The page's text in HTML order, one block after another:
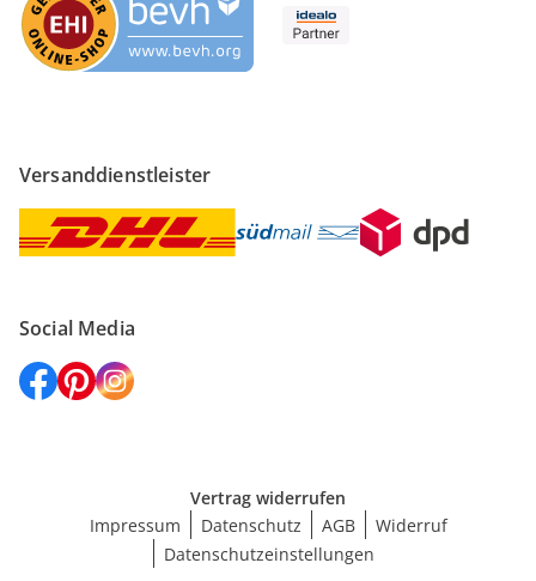
Versanddienstleister
Social Media
Vertrag widerrufen
Impressum
Datenschutz AGB
Widerruf
Datenschutzeinstellungen